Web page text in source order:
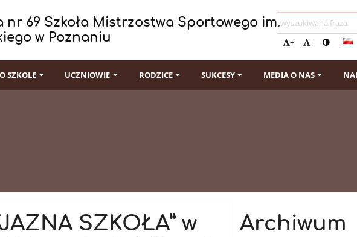
nr 69 Szkoła Mistrzostwa Sportowego im.
w Poznaniu
+ -
O SZKOLE UCZNIOWIE RODZICE SUKCESY MEDIA O NAS
SZKOŁA” w
Archiwum